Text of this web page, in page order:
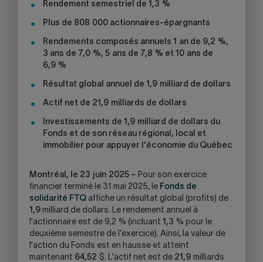
Rendement semestriel de 1,3 %
Plus de 808 000 actionnaires-épargnants
Rendements composés annuels 1 an de 9,2 %,
3 ans de 7,0 %, 5 ans de 7,8 % et 10 ans de
6,9 %
Résultat global annuel de 1,9 milliard de dollars
Actif net de 21,9 milliards de dollars
Investissements de 1,9 milliard de dollars du
Fonds et de son réseau régional, local et
immobilier pour appuyer l'économie du Québec
Montréal, le 23 juin 2025 – Pour son exercice
financier terminé le 31 mai 2025, le Fonds de
solidarité FTQ affiche un résultat global (profits) de
1,9 milliard de dollars. Le rendement annuel à
l'actionnaire est de 9,2 % (incluant 1,3 % pour le
deuxième semestre de l'exercice). Ainsi, la valeur de
l'action du Fonds est en hausse et atteint
maintenant 64,52 $. L'actif net est de 21,9 milliards